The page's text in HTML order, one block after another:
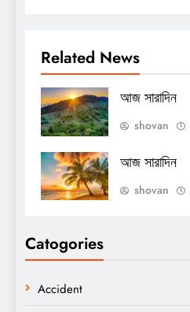
Related News
আজ সারাদিন
shovan
আজ সারাদিন
shovan
Catogories
Accident